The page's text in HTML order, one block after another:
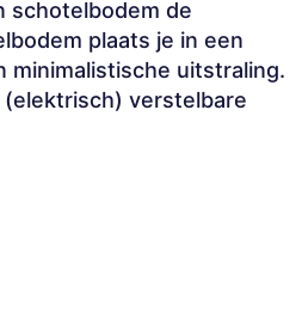
schotelbodem de
plaats je in een
minimalistische uitstraling.
verstelbare